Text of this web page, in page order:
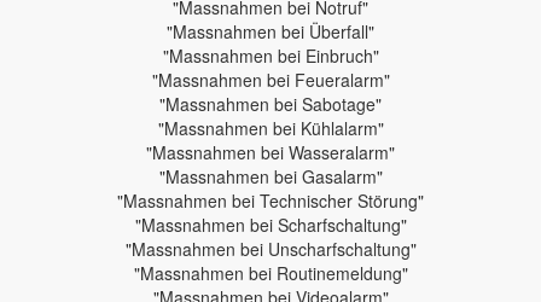
"Massnahmen bei Notruf"
"Massnahmen bei Überfall"
"Massnahmen bei Einbruch"
"Massnahmen bei Feueralarm"
"Massnahmen bei Sabotage"
"Massnahmen bei Kühlalarm"
"Massnahmen bei Wasseralarm"
"Massnahmen bei Gasalarm"
"Massnahmen bei Technischer Störung"
"Massnahmen bei Scharfschaltung"
"Massnahmen bei Unscharfschaltung"
"Massnahmen bei Routinemeldung"
"Massnahmen bei Videoalarm"